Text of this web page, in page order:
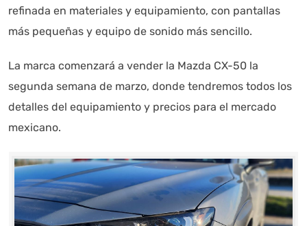
refinada en materiales y equipamiento, con pantallas
más pequeñas y equipo de sonido más sencillo.
La marca comenzará a vender la Mazda CX-50 la
segunda semana de marzo, donde tendremos todos los
detalles del equipamiento y precios para el mercado
mexicano.